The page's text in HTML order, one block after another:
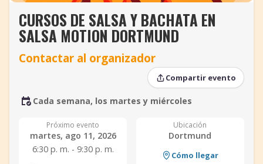
Glosario
Añadir evento
CURSOS DE SALSA Y BACHATA EN
SALSA MOTION DORTMUND
Contactar al organizador
Compartir evento
Cada semana, los martes y miércoles
Próximo evento
martes, ago 11, 2026
6:30 p. m. - 9:30 p. m.
Ubicación
Dortmund
Cómo llegar